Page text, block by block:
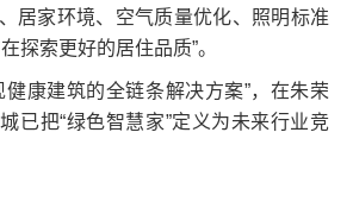
居家环境、空气质量优化、照明标准
探索更好的居住品质”。
康建筑的全链条解决方案”，在朱荣
已把“绿色智慧家”定义为未来行业竞